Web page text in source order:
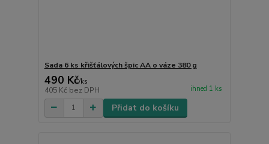
Sada 6 ks křišťálových špic AA o váze 380 g
490 Kč/ks
405 Kč bez DPH ihned 1 ks
Přidat do košíku